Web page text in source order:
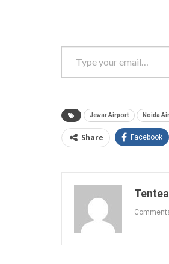
Type your email…
Jewar Airport Noida
Share Facebook